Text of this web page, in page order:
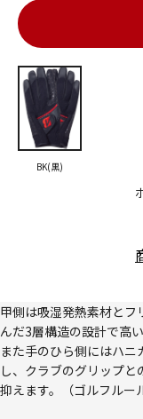
BK(黒)
甲側は吸湿発熱素材と
んだ3層構造の設計で高
また手のひら側にはハ
し、クラブのグリップ
抑えます。（ゴルフルー